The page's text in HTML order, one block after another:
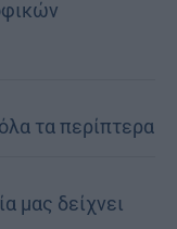
τα περίπτερα
μας δείχνει